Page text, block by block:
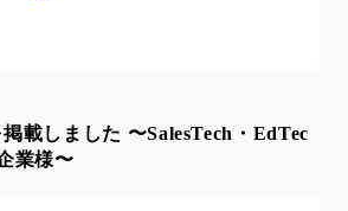
載しました 〜SalesTech・EdTec
業様〜